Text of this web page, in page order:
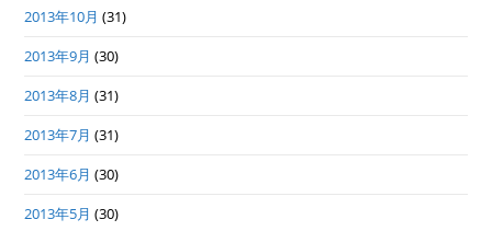
2013年10月 (31)
2013年9月 (30)
2013年8月 (31)
2013年7月 (31)
2013年6月 (30)
2013年5月 (30)